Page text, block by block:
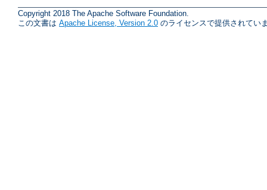
Copyright 2018 The Apache Software Foundation.
この文書は Apache License, Version 2.0 のライセンスで提供されてい